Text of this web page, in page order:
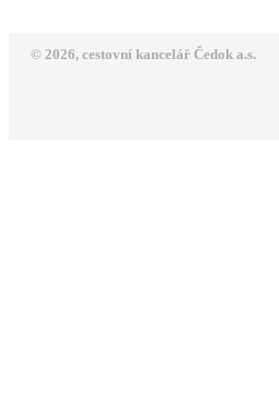
© 2026, cestovní kancelář Čedok a.s.